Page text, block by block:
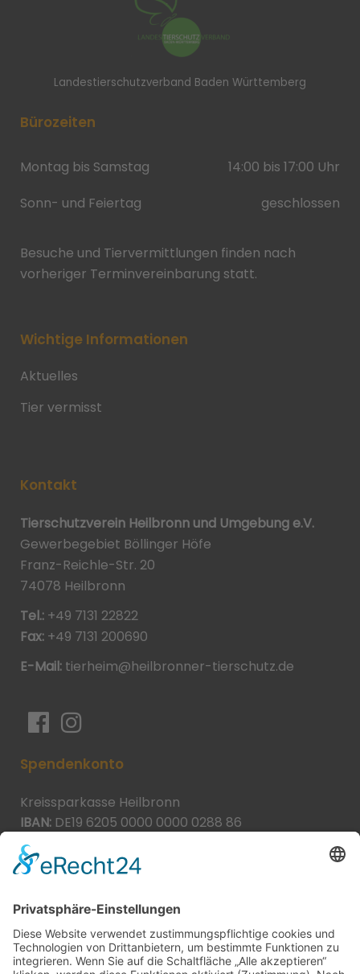
Landestierschutzverband Baden Württemberg
Bürozeiten
Montag bis Samstag
14:00 bis 17:00 Uhr
Sonn- und Feiertag
geschlossen
Besuche und Tiervermittlungen finden nach
vorheriger Terminvereinbarung statt.
Wichtige Informationen
Aktuelles
Tier vermisst
Kontakt
Tierschutzverein Heilbronn und Umgebung e.V.
Gewerbegebiet Böllinger Höfe
Franz-Reichle-Str. 20
74078 Heilbronn
Tel.: +49 7131 22822
Fax: +49 7131 200690
E-Mail: tierheim@heilbronner-tierschutz.de
Spendenkonto
Kreissparkasse Heilbronn
IBAN: DE19 6205 0000 0000 0288 86
BIC:
Spende direkt via PayPal
JETZT SPENDEN